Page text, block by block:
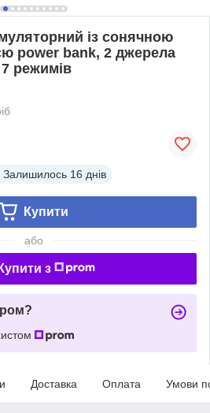
із сонячною
power bank, 2 джерела
7 режимів
Залишилось 16 днів
Купити
або
Купити з
Доставка Оплата Умови